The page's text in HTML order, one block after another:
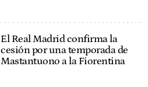
El Real Madrid confirma la
cesión por una temporada de
Mastantuono a la Fiorentina